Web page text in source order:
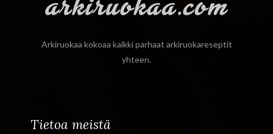
Arkiruokaa kokoaa kaikki parhaat arkiruokareseptit
yhteen.
Tietoa meistä